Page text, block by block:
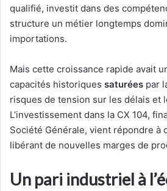
qualifié, investit dans des
structure un métier longtemps
importations.
Mais cette croissance rapide avait
capacités historiques saturées par
risques de tension sur les délais et
L’investissement dans la CX 104,
Société Générale, vient répondre à
libérant de nouvelles marges de
Un pari industriel à